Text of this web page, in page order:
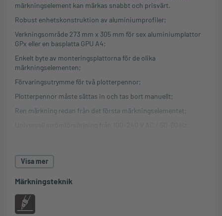
märkningselement kan märkas snabbt och prisvärt.
Robust enhetskonstruktion av aluminiumprofiler;
Verkningsområde 273 mm x 305 mm för sex aluminiumplattor
GPx eller en basplatta GPU A4;
Enkelt byte av monteringsplattorna för de olika
märkningselementen;
Förvaringsutrymme för två plotterpennor;
Plotterpennor måste sättas in och tas bort manuellt;
Ren märkning redan från det första märkningselementet;
Kommandospråk: HPGL;
Valfritt användbart:
mp-EM Välj. Gravyralternativ.
mp-PM grundläggande plottersystem
Plotter mp-PM Basic inklusive basplatta
Visa mer
Märkningsteknik